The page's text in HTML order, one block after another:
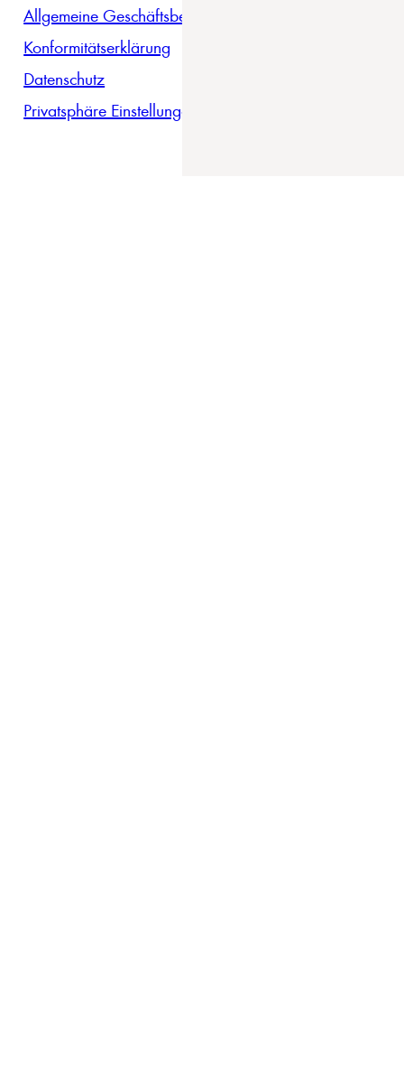
Allgemeine Geschäftsbedingungen
Konformitätserklärung
Datenschutz
Privatsphäre Einstellungen